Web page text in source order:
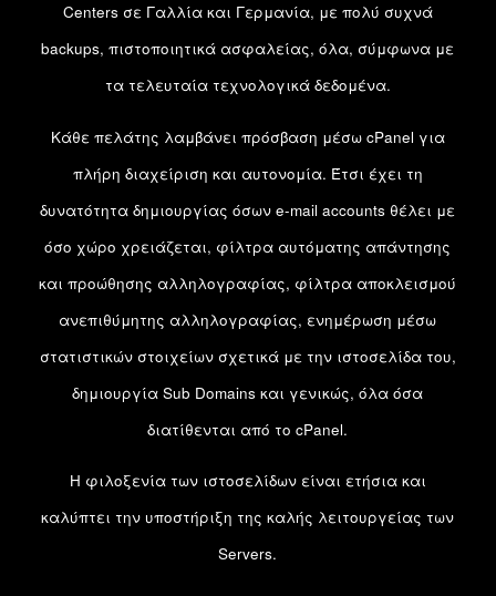
Centers σε Γαλλία και Γερμανία, με πολύ συχνά
backups, πιστοποιητικά ασφαλείας, όλα, σύμφωνα με
τα τελευταία τεχνολογικά δεδομένα.
Κάθε πελάτης λαμβάνει πρόσβαση μέσω cPanel για
πλήρη διαχείριση και αυτονομία. Έτσι έχει τη
δυνατότητα δημιουργίας όσων e-mail accounts θέλει με
όσο χώρο χρειάζεται, φίλτρα αυτόματης απάντησης
και προώθησης αλληλογραφίας, φίλτρα αποκλεισμού
ανεπιθύμητης αλληλογραφίας, ενημέρωση μέσω
στατιστικών στοιχείων σχετικά με την ιστοσελίδα του,
δημιουργία Sub Domains και γενικώς, όλα όσα
διατίθενται από το cPanel.
H φιλοξενία των ιστοσελίδων είναι ετήσια και
καλύπτει την υποστήριξη της καλής λειτουργείας των
Servers.